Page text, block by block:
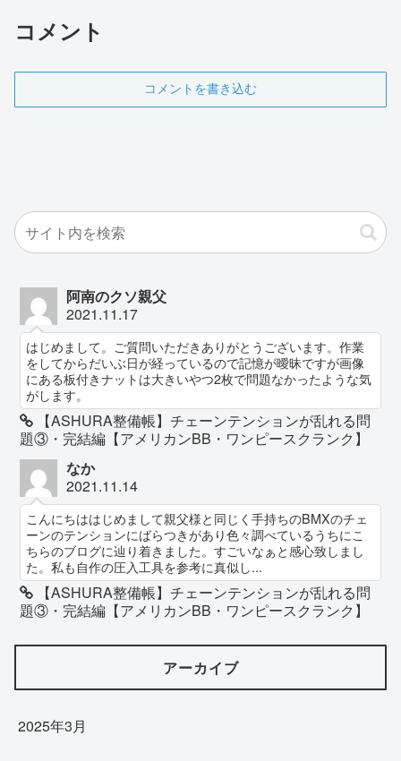
コメント
コメントを書き込む
阿南のクソ親父
2021.11.17
はじめまして。ご質問いただきありがとうございます。作業
をしてからだいぶ日が経っているので記憶が曖昧ですが画像
にある板付きナットは大きいやつ2枚で問題なかったような気
がします。
【ASHURA整備帳】チェーンテンションが乱れる問
題③・完結編【アメリカンBB・ワンピースクランク】
なか
2021.11.14
こんにちははじめまして親父様と同じく手持ちのBMXのチェ
ーンのテンションにばらつきがあり色々調べているうちにこ
ちらのブログに辿り着きました。すごいなぁと感心致しまし
た。私も自作の圧入工具を参考に真似し...
【ASHURA整備帳】チェーンテンションが乱れる問
題③・完結編【アメリカンBB・ワンピースクランク】
アーカイブ
2025年3月